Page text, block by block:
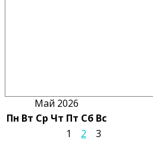
Май 2026
Пн Вт Ср Чт Пт Сб Вс
1
2
3